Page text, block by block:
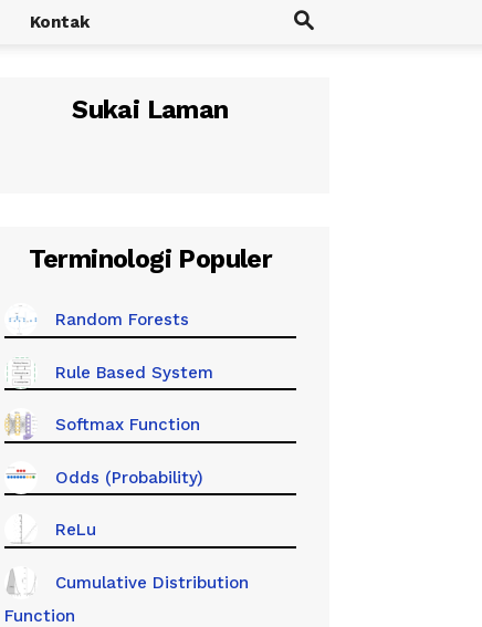
Kontak
Sukai Laman
Terminologi Populer
Random Forests
Rule Based System
Softmax Function
Odds (Probability)
ReLu
Cumulative Distribution
Function